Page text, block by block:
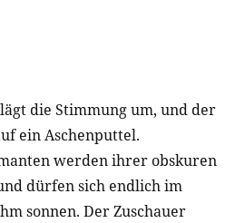
die Stimmung um, und der
ein Aschenputtel.
werden ihrer obskuren
dürfen sich endlich im
sonnen. Der Zuschauer